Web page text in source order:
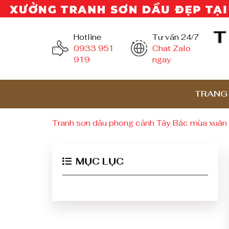
Hotline
0933 951
919
Tư vấn 24/7
Chat Zalo
ngay
Tranh sơn dầu phong cảnh Tây Bắc mùa xuân
MỤC LỤC